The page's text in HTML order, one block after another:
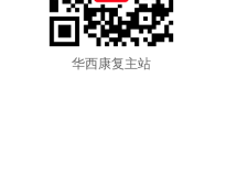
华西康复主站